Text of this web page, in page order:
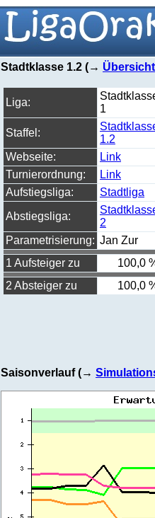
Stadtklasse 1.2 (→ Übersicht
Liga:
1
Staffel:
1.2
Webseite:
Link
Turnierordnung:
Link
Aufstiegsliga:
Stadtliga
Abstiegsliga:
2
Parametrisierung: Jan Zur
1 Aufsteiger zu
100,0
2 Absteiger zu
100,0
Saisonverlauf (→